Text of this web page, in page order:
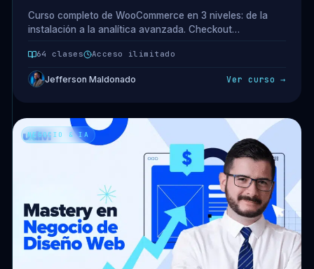
Curso completo de WooCommerce en 3 niveles: de la
instalación a la analítica avanzada. Checkout
snippets y Metorik. 14 módulos · 64 clases.
64 clases Acceso ilimitado
Jefferson Maldonado Ver curso →
NEGOCIO & IA